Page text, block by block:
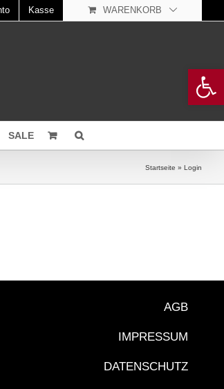
Kasse WARENKORB
SALE
Startseite » Login
AGB
IMPRESSUM
DATENSCHUTZ